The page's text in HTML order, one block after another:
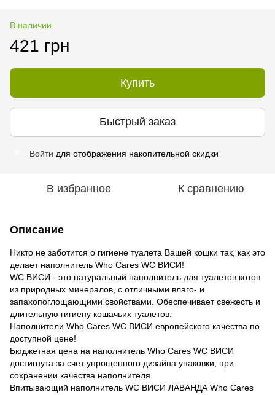
В наличии
421 грн
Купить
Быстрый заказ
Войти для отображения накопительной скидки
В избранное К сравнению
Описание
Никто не заботится о гигиене туалета Вашей кошки так, как это
делает наполнитель Who Cares WC ВИСИ!
WC ВИСИ - это натуральный наполнитель для туалетов котов
из природных минералов, с отличными влаго- и
запахопоглощающими свойствами. Обеспечивает свежесть и
длительную гигиену кошачьих туалетов.
Наполнители Who Cares WC ВИСИ европейского качества по
доступной цене!
Бюджетная цена на наполнитель Who Cares WC ВИСИ
достигнута за счет упрощенного дизайна упаковки, при
сохранении качества наполнителя.
Впитывающий наполнитель WC ВИСИ ЛАВАНДА Who Cares